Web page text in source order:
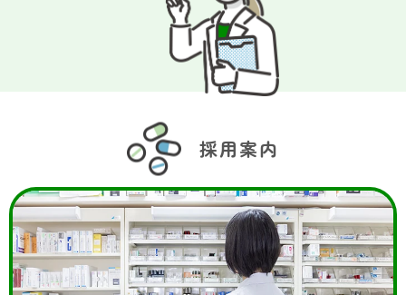
採用案内